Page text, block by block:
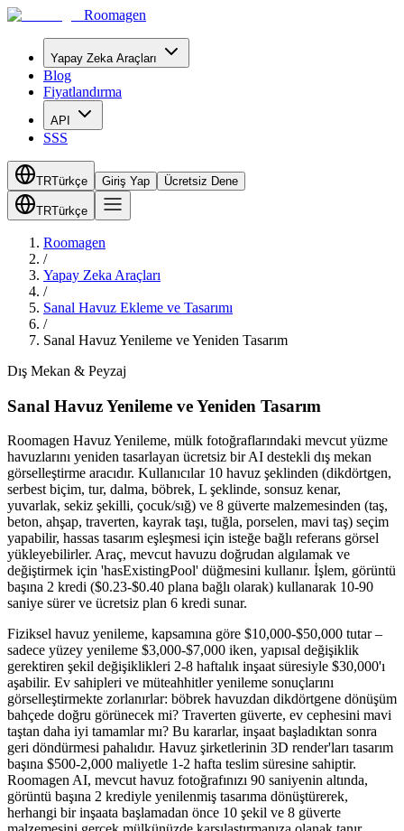
Roomagen
Yapay Zeka Araçları
Blog
Fiyatlandırma
API
SSS
TRTürkçe Giriş Yap Ücretsiz Dene
TRTürkçe
Roomagen
/
Yapay Zeka Araçları
/
Sanal Havuz Ekleme ve Tasarımı
/
Sanal Havuz Yenileme ve Yeniden Tasarım
Dış Mekan & Peyzaj
Sanal Havuz Yenileme ve Yeniden Tasarım
Roomagen Havuz Yenileme, mülk fotoğraflarındaki mevcut yüzme
havuzlarını yeniden tasarlayan ücretsiz bir AI destekli dış mekan
görselleştirme aracıdır. Kullanıcılar 10 havuz şeklinden (dikdörtgen,
serbest biçim, tur, dalma, böbrek, L şeklinde, sonsuz kenar,
yuvarlak, sekiz şekilli, çocuk/sığ) ve 8 güverte malzemesinden (taş,
beton, ahşap, traverten, kayrak taşı, tuğla, porselen, mavi taş) seçim
yapabilir, hassas tasarım eşleşmesi için isteğe bağlı referans görsel
yükleyebilirler. Araç, mevcut havuzu doğrudan algılamak ve
değiştirmek için 'hasExistingPool' düğmesini kullanır. İşlem, görüntü
başına 2 kredi ($0.23-$0.40 plana bağlı olarak) kullanarak 10-90
saniye sürer ve ücretsiz plan 6 kredi sunar.
Fiziksel havuz yenileme, kapsamına göre $10,000-$50,000 tutar –
sadece yüzey yenileme $3,000-$7,000 iken, yapısal değişiklik
gerektiren şekil değişiklikleri 2-8 haftalık inşaat süresiyle $30,000'ı
aşabilir. Ev sahipleri ve müteahhitler yenileme sonuçlarını
görselleştirmekte zorlanırlar: böbrek havuzdan dikdörtgene dönüşüm
bahçede doğru görünecek mi? Traverten güverte, ev cephesini mavi
taştan daha iyi tamamlar mı? Bu kararlar, inşaat başladıktan sonra
geri döndürmesi pahalıdır. Havuz şirketlerinin 3D render'ları tasarım
başına $500-2,000 maliyetle 1-2 hafta teslim süresine sahiptir.
Roomagen AI, mevcut havuz fotoğrafınızı 90 saniyenin altında,
görüntü başına 2 krediyle yenilenmiş tasarıma dönüştürerek,
herhangi bir inşaata başlamadan önce 10 şekil ve 8 güverte